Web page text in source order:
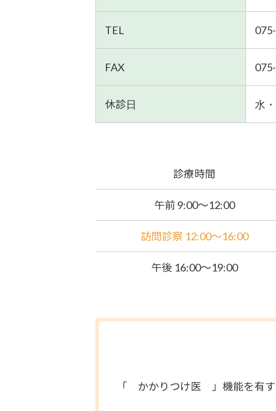
TEL
FAX
休診⽇ ⽔
診療時間
午前 9:00～12:00
訪問診察 12:00～16:00
午後 16:00～19:00
「 かかりつけ医 」機能を有す